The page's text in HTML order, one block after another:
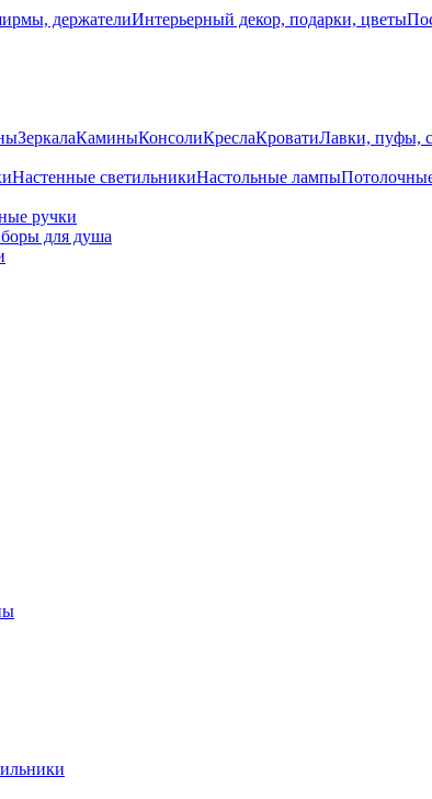
держателиИнтерьерный декор, подарки, цветы
ЗеркалаКаминыКонсолиКреслаКроватиЛавки, пуфы,
Настенные светильникиНастольные лампы
ручки
для душа